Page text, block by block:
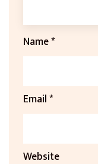
Name*
Email*
Website